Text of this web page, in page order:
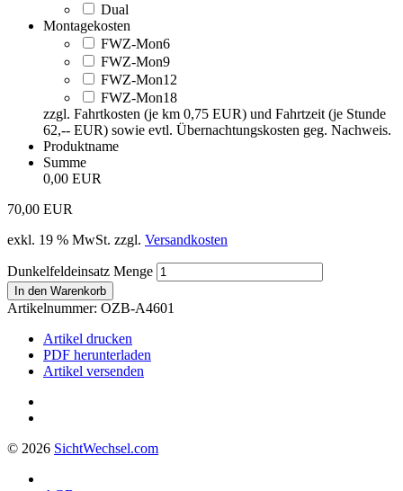
Dual
Montagekosten
FWZ-Mon6
FWZ-Mon9
FWZ-Mon12
FWZ-Mon18
zzgl. Fahrtkosten (je km 0,75 EUR) und Fahrtzeit (je Stunde
62,-- EUR) sowie evtl. Übernachtungskosten geg. Nachweis.
Produktname
Summe
0,00 EUR
70,00 EUR
exkl. 19 % MwSt. zzgl. Versandkosten
Dunkelfeldeinsatz Menge
In den Warenkorb
Artikelnummer: OZB-A4601
Artikel drucken
PDF herunterladen
Artikel versenden
© 2026 SichtWechsel.com